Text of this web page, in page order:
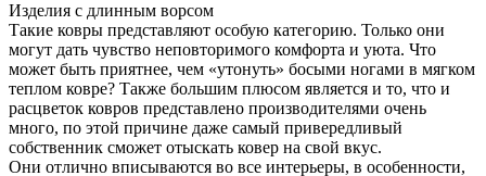
Изделия с длинным ворсом
Такие ковры представляют особую категорию. Только они
могут дать чувство неповторимого комфорта и уюта. Что
может быть приятнее, чем «утонуть» босыми ногами в мягком
теплом ковре? Также большим плюсом является и то, что и
расцветок ковров представлено производителями очень
много, по этой причине даже самый привередливый
собственник сможет отыскать ковер на свой вкус.
Они отлично вписываются во все интерьеры, в особенности,